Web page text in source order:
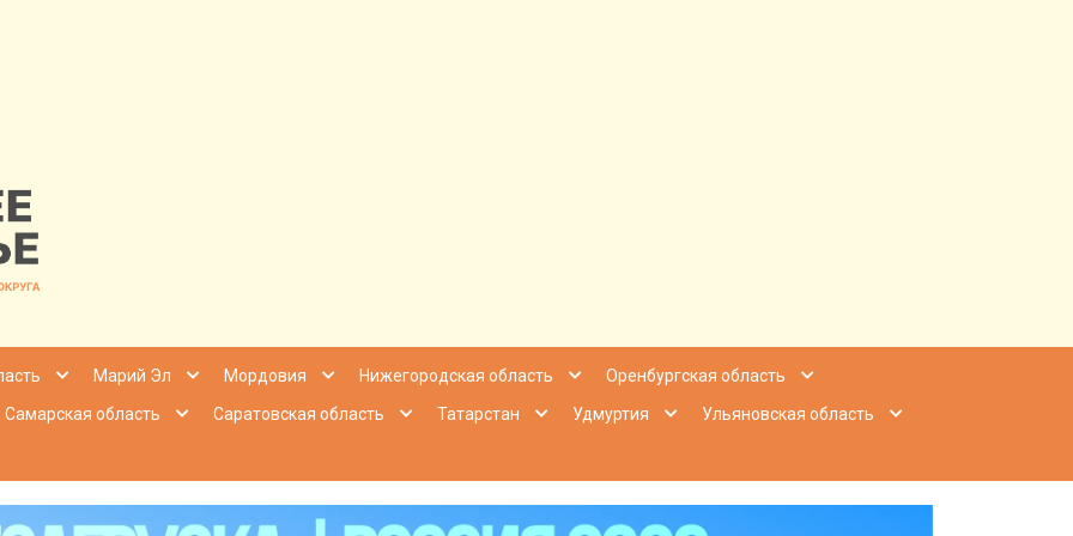
| Настоящее Приволжье
Марий Эл Мордовия Нижегородская область
Оренбургская область
Самарская область Саратовская область Татарстан Удмуртия
Ульяновская область